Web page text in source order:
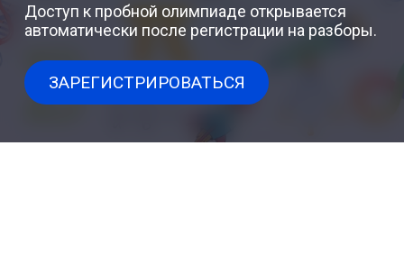
Доступ к пробной олимпиаде открывается
автоматически после регистрации на разборы.
ЗАРЕГИСТРИРОВАТЬСЯ